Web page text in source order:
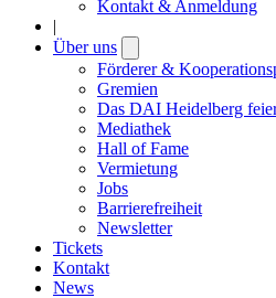
Kontakt & Anmeldung
|
Über uns
submenu
Förderer &
Gremien
Das DAI Heidelberg
Mediathek
Hall of Fame
Vermietung
Jobs
Barrierefreiheit
Newsletter
Tickets
Kontakt
News